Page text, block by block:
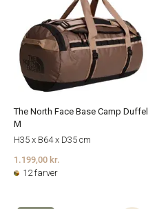
The North Face Base Camp Duffel
M
H35 x B64 x D35 cm
1.199,00 kr.
12 farver